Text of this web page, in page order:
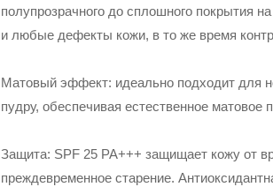
полупрозрачного до сплошного покрытия
и любые дефекты кожи, в то же время
Матовый эффект: идеально подходит для
пудру, обеспечивая естественное матовое
Защита: SPF 25 PA+++ защищает кожу от
преждевременное старение.